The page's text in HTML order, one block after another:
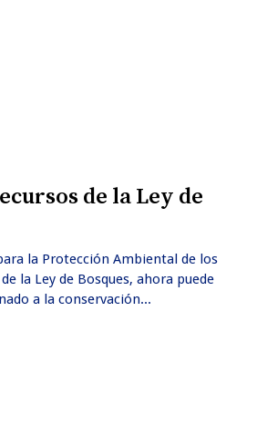
de la Ley de
la Protección Ambiental de los
la Ley de Bosques, ahora puede
a la conservación...